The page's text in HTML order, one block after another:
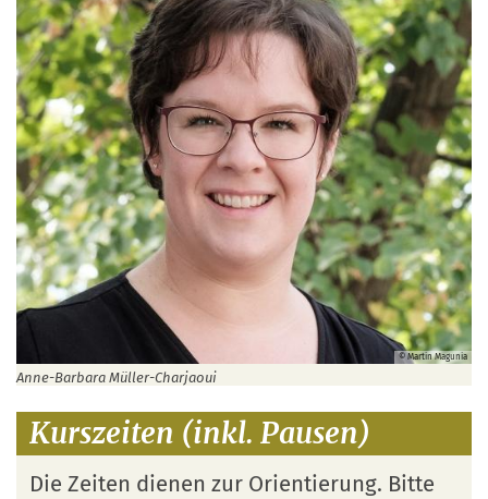
© Martin Magunia
Anne-Barbara Müller-Charjaoui
Kurszeiten (inkl. Pausen)
Die Zeiten dienen zur Orientierung. Bitte